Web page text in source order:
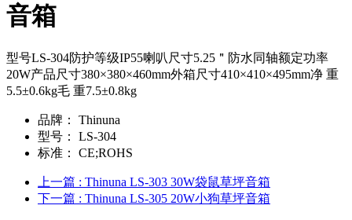
音箱
型号LS-304防护等级IP55喇叭尺寸5.25＂防水同轴额定功率
20W产品尺寸380×380×460mm外箱尺寸410×410×495mm净 重
5.5±0.6kg毛 重7.5±0.8kg
品牌：
Thinuna
型号：
LS-304
标准：
CE;ROHS
上一篇 : Thinuna LS-303 30W袋鼠草坪音箱
下一篇 : Thinuna LS-305 20W小狗草坪音箱